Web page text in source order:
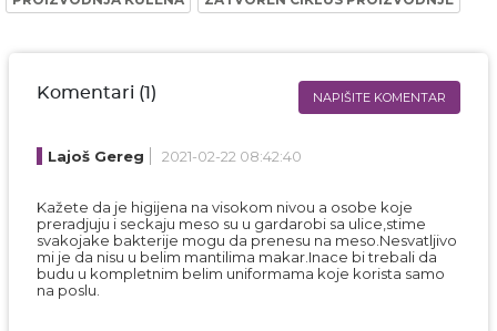
Komentari (1) NAPIŠITE KOMENTAR
Komentar* obavezno
Lajoš Gereg 2021-02-22 08:42:40
Kažete da je higijena na visokom nivou a osobe koje
preradjuju i seckaju meso su u gardarobi sa ulice,stime
svakojake bakterije mogu da prenesu na meso.Nesvatljivo
mi je da nisu u belim mantilima makar.Inace bi trebali da
budu u kompletnim belim uniformama koje korista samo
na poslu.